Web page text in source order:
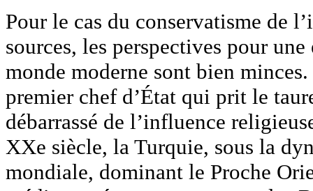
Pour le cas du conservatisme de
sources, les perspectives pour
monde moderne sont bien
premier chef d’État qui prit le
débarrassé de l’influence
XXe siècle, la Turquie, sous la
mondiale, dominant le Proche